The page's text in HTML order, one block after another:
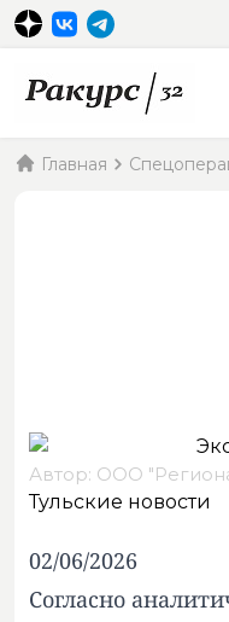
Главная
Автор: ООО
Тульские новости
02/06/2026
Согласно